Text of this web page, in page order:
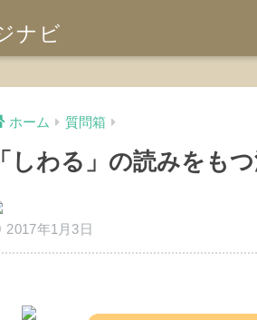
ホーム 質問箱
「しわる」の読みをも
2017年1月3日